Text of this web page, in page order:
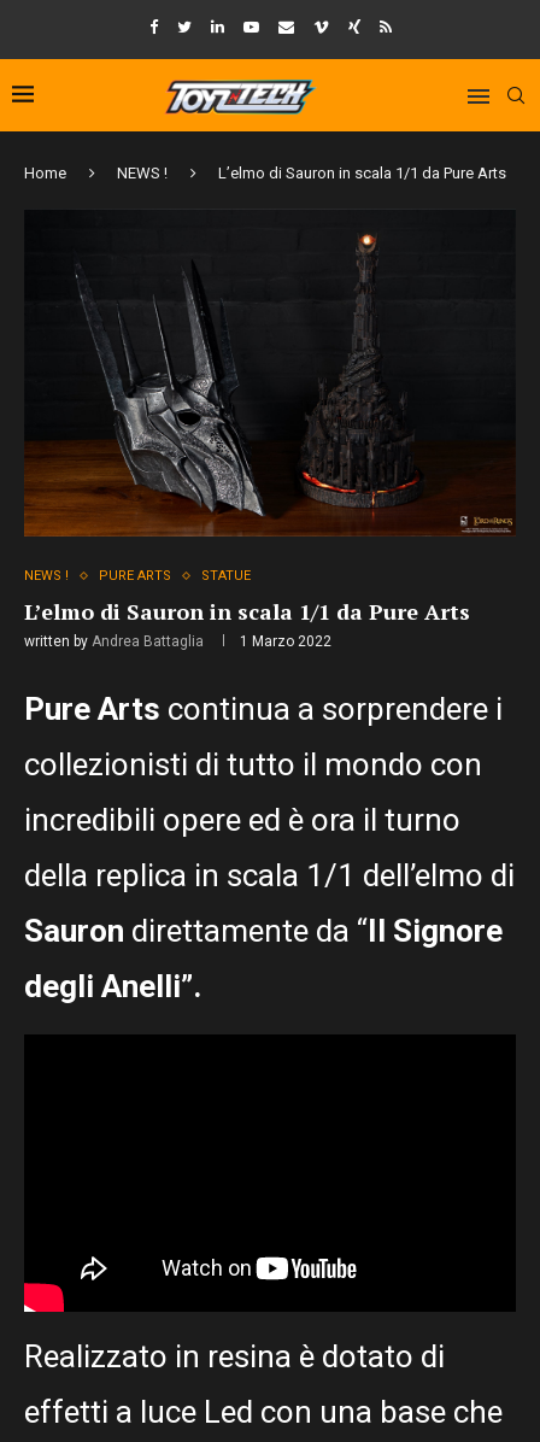
Home NEWS ! L’elmo di Sauron in scala 1/1 da Pure Arts
NEWS ! PURE ARTS STATUE
L’elmo di Sauron in scala 1/1 da Pure Arts
written by Andrea Battaglia 1 Marzo 2022
Pure Arts continua a sorprendere i
collezionisti di tutto il mondo con
incredibili opere ed è ora il turno
della replica in scala 1/1 dell’elmo di
Sauron direttamente da “Il Signore
degli Anelli”.
Realizzato in resina è dotato di
effetti a luce Led con una base che